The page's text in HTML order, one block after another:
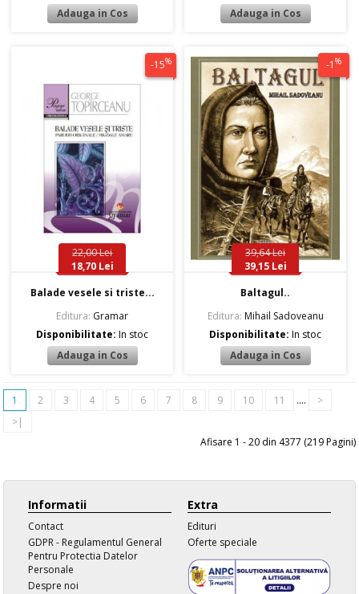
-15%
22,00 Lei
18,70 Lei
Balade vesele si triste...
Editura: Gramar
Disponibilitate:In stoc
-1%
39,64 Lei
39,15 Lei
Baltagul..
Editura: Mihail Sadoveanu
Disponibilitate:In stoc
1 2 3 4 5 6 7 8 9 10 11 ....
>
>|
Afisare 1 - 20 din 4377 (219 Pagini)
Informatii
Contact
GDPR - Regulamentul General
Pentru Protectia Datelor
Personale
Despre noi
Extra
Edituri
Oferte speciale